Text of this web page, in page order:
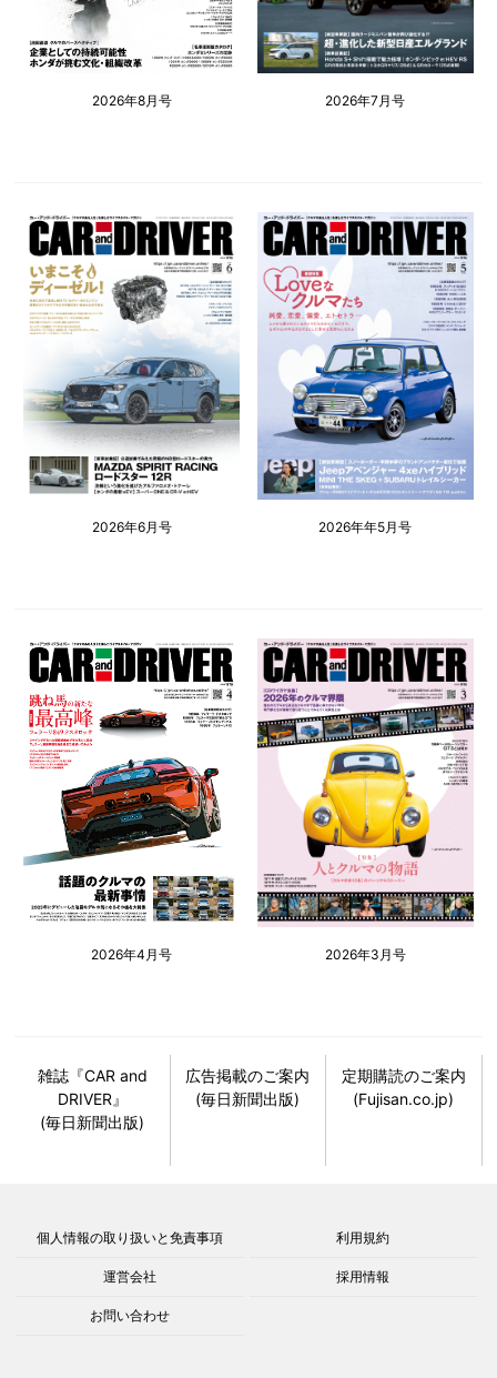
2026年8月号 2026年7月号
2026年6月号 2026年年5月号
2026年4月号 2026年3月号
雑誌『CAR and
DRIVER』
(毎日新聞出版)
広告掲載のご案内
(毎日新聞出版)
定期購読のご案内
(Fujisan.co.jp)
個人情報の取り扱いと免責事項 利用規約
運営会社 採用情報
お問い合わせ